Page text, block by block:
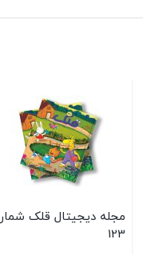
مجله دیجیتال قلک
123